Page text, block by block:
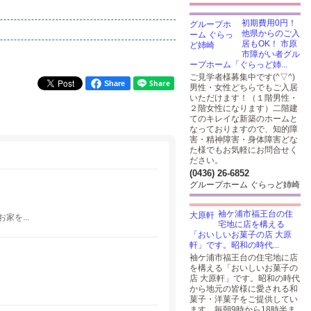
Share
家を...
初期費用0円！
他県からのご入
居もOK！ 市原
市障がい者グル
ープホーム「ぐらっど姉...
ご見学者様募集中です(^▽^)
男性・女性どちらでもご入居
いただけます！（１階男性・
２階女性になります）二階建
てのキレイな新築のホームと
なっておりますので、知的障
害・精神障害・身体障害どな
た様でもお気軽にお問合せく
ださい。
(0436) 26-6852
グループホーム ぐらっど姉崎
袖ケ浦市福王台の住
宅地に店を構える
「おいしいお菓子の店 大原
軒」です。昭和の時代...
袖ケ浦市福王台の住宅地に店
を構える「おいしいお菓子の
店 大原軒」です。昭和の時代
から地元の皆様に愛される和
菓子・洋菓子をご提供してい